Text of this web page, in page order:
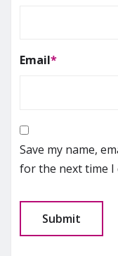
Email*
Save my name,
for the next time I